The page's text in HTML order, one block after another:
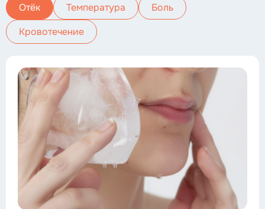
Отёк Температура
Боль
Кровотечение